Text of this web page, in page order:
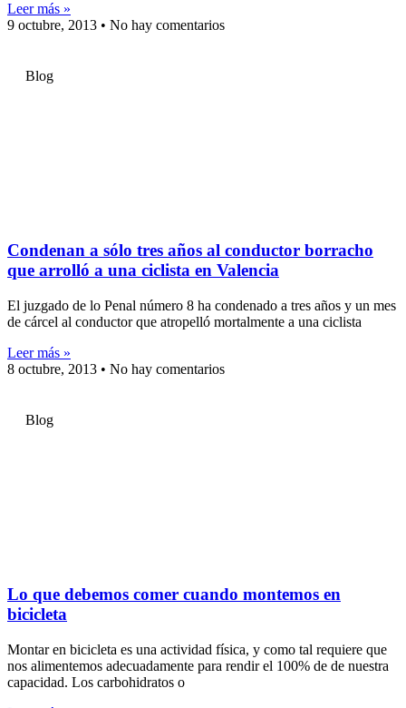
Leer más »
9 octubre, 2013
No hay comentarios
Blog
Condenan a sólo tres años al conductor borracho
que arrolló a una ciclista en Valencia
El juzgado de lo Penal número 8 ha condenado a tres años y un mes
de cárcel al conductor que atropelló mortalmente a una ciclista
Leer más »
8 octubre, 2013
No hay comentarios
Blog
Lo que debemos comer cuando montemos en
bicicleta
Montar en bicicleta es una actividad física, y como tal requiere que
nos alimentemos adecuadamente para rendir el 100% de de nuestra
capacidad. Los carbohidratos o